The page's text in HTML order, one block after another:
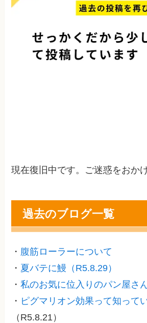
現在復旧中です。ご迷惑をおか
過去のブログ一覧
・ 腹筋ローラーについて
・ 夏バテに鰻（R5.8.29）
・私のお気に位入りのパン屋さ
・ ピグマリオン効果って知って
（R5.8.21）